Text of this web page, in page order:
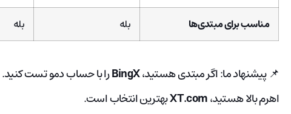
مناسب برای مبتدی‌ها
بله بله
📌‌ پیشنهاد ما: اگر مبتدی هستید،BingXرا با حساب دمو تست کنید.
اهرم بالا هستید،XT.comبهترین انتخاب است.